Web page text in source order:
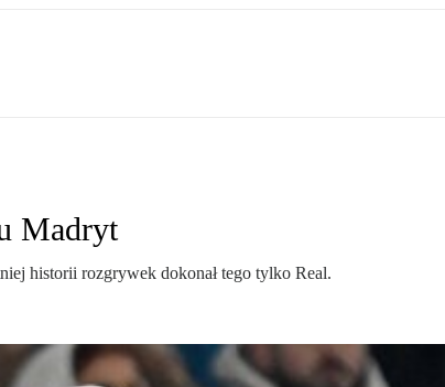
Madryt
historii rozgrywek dokonał tego tylko Real.